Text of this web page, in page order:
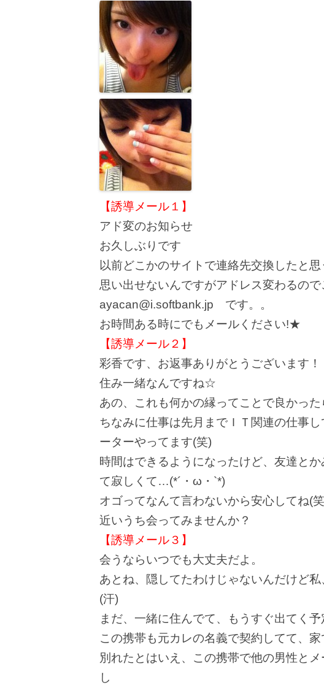
【誘導メール１】
アド変のお知らせ
お久しぶりです
以前どこかのサイトで連絡先交換したと思
思い出せないんですがアドレス変わるの
ayacan@i.softbank.jp です。。
お時間ある時にでもメールください!★
【誘導メール２】
彩香です、お返事ありがとうございます！
住み一緒なんですね☆
あの、これも何かの縁ってことで良かった
ちなみに仕事は先月までＩＴ関連の仕事
ーターやってます(笑)
時間はできるようになったけど、友達と
て寂しくて…(*´・ω・`*)
オゴってなんて言わないから安心してね(
近いうち会ってみませんか？
【誘導メール３】
会うならいつでも大丈夫だよ。
あとね、隠してたわけじゃないんだけど
(汗)
まだ、一緒に住んでて、もうすぐ出てく予
この携帯も元カレの名義で契約してて、
別れたとはいえ、この携帯で他の男性と
し